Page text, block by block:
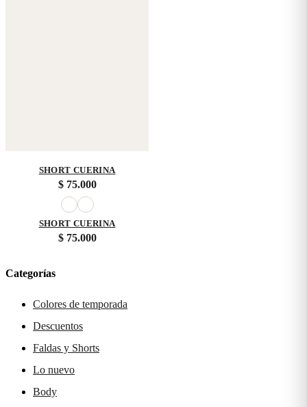
SHORT CUERINA
$75.000
SHORT CUERINA
$75.000
Categorías
Colores de temporada
Descuentos
Faldas y Shorts
Lo nuevo
Body